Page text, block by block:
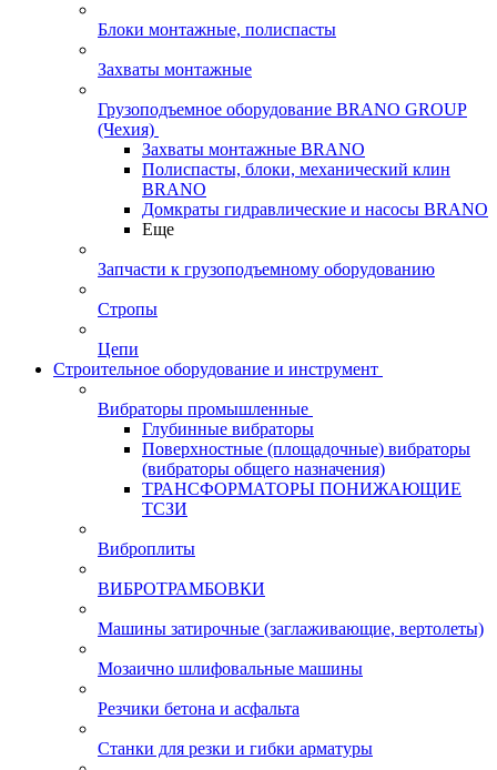
Блоки монтажные, полиспасты
Захваты монтажные
Грузоподъемное оборудование BRANO GROUP
(Чехия)
Захваты монтажные BRANO
Полиспасты, блоки, механический клин
BRANO
Домкраты гидравлические и насосы BRANO
Еще
Запчасти к грузоподъемному оборудованию
Стропы
Цепи
Строительное оборудование и инструмент
Вибраторы промышленные
Глубинные вибраторы
Поверхностные (площадочные) вибраторы
(вибраторы общего назначения)
ТРАНСФОРМАТОРЫ ПОНИЖАЮЩИЕ
ТСЗИ
Виброплиты
ВИБРОТРАМБОВКИ
Машины затирочные (заглаживающие, вертолеты)
Мозаично шлифовальные машины
Резчики бетона и асфальта
Станки для резки и гибки арматуры